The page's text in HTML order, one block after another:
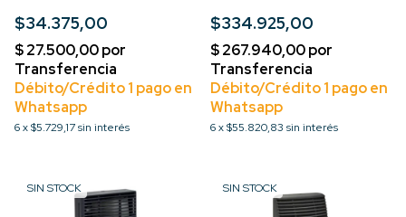
$34.375,00
6x$5.729,17sin interés
$334.925,00
6x$55.820,83 sin interés
SIN STOCK SIN STOCK